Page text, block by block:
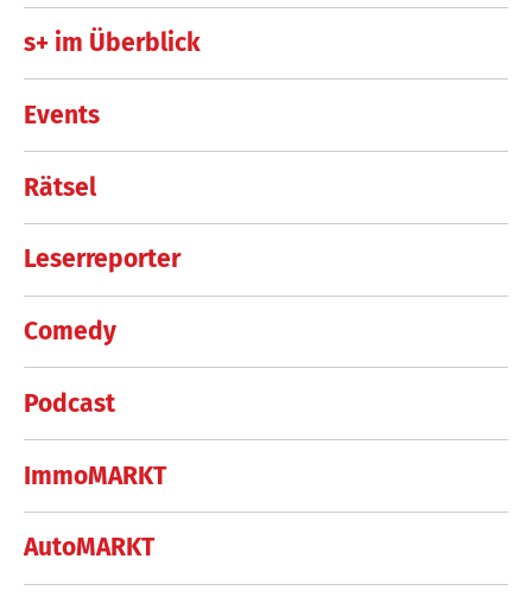
s+ im Überblick
Events
Rätsel
Leserreporter
Comedy
Podcast
ImmoMARKT
AutoMARKT